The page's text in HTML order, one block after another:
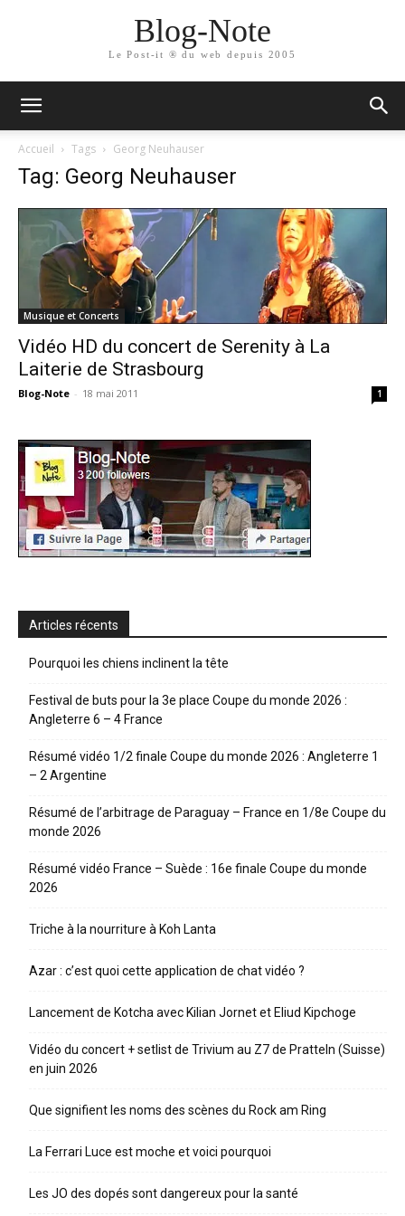
Blog-Note
Le Post-it ® du web depuis 2005
Accueil Tags Georg Neuhauser
Tag: Georg Neuhauser
Musique et Concerts
Vidéo HD du concert de Serenity à La
Laiterie de Strasbourg
Blog-Note - 18 mai 2011 1
Articles récents
Pourquoi les chiens inclinent la tête
Festival de buts pour la 3e place Coupe du monde 2026 :
Angleterre 6 – 4 France
Résumé vidéo 1/2 finale Coupe du monde 2026 : Angleterre 1
– 2 Argentine
Résumé de l’arbitrage de Paraguay – France en 1/8e Coupe du
monde 2026
Résumé vidéo France – Suède : 16e finale Coupe du monde
2026
Triche à la nourriture à Koh Lanta
Azar : c’est quoi cette application de chat vidéo ?
Lancement de Kotcha avec Kilian Jornet et Eliud Kipchoge
Vidéo du concert + setlist de Trivium au Z7 de Pratteln (Suisse)
en juin 2026
Que signifient les noms des scènes du Rock am Ring
La Ferrari Luce est moche et voici pourquoi
Les JO des dopés sont dangereux pour la santé